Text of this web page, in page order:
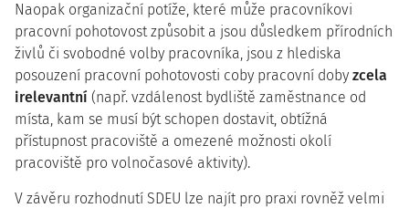
Naopak organizační potíže, které může pracovníkovi
pracovní pohotovost způsobit a jsou důsledkem přírodních
živlů či svobodné volby pracovníka, jsou z hlediska
posouzení pracovní pohotovosti coby pracovní doby zcela
irelevantní (např. vzdálenost bydliště zaměstnance od
místa, kam se musí být schopen dostavit, obtížná
přístupnost pracoviště a omezené možnosti okolí
pracoviště pro volnočasové aktivity).
V závěru rozhodnutí SDEU lze najít pro praxi rovněž velmi